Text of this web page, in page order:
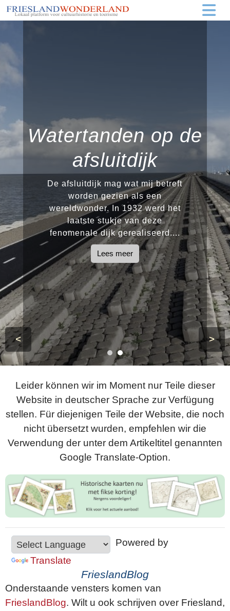
Watertanden op de
afsluitdijk
De afsluitdijk mag wat mij betreft
worden gezien als een
wereldwonder. In 1932 werd het
laatste stukje van deze
fenomenale dijk gerealiseerd....
Lees meer
< >
Leider können wir im Moment nur Teile dieser
Website in deutscher Sprache zur Verfügung
stellen. Für diejenigen Teile der Website, die noch
nicht übersetzt wurden, empfehlen wir die
Verwendung der unter dem Artikeltitel genannten
Google Translate-Option.
Powered by
Translate
FrieslandBlog
Onderstaande vensters komen van
FrieslandBlog. Wilt u ook schrijven over Friesland,